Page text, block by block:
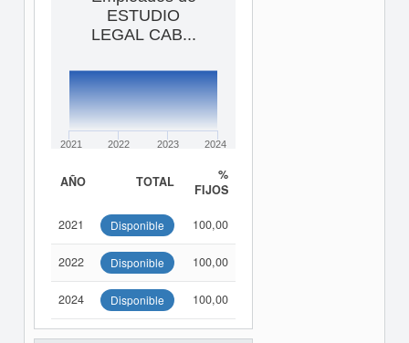
ESTUDIO
LEGAL CAB...
2021 2022 2023 2024
AÑO TOTAL
%
FIJOS
2021 Disponible 100,00
2022 Disponible 100,00
2024 Disponible 100,00